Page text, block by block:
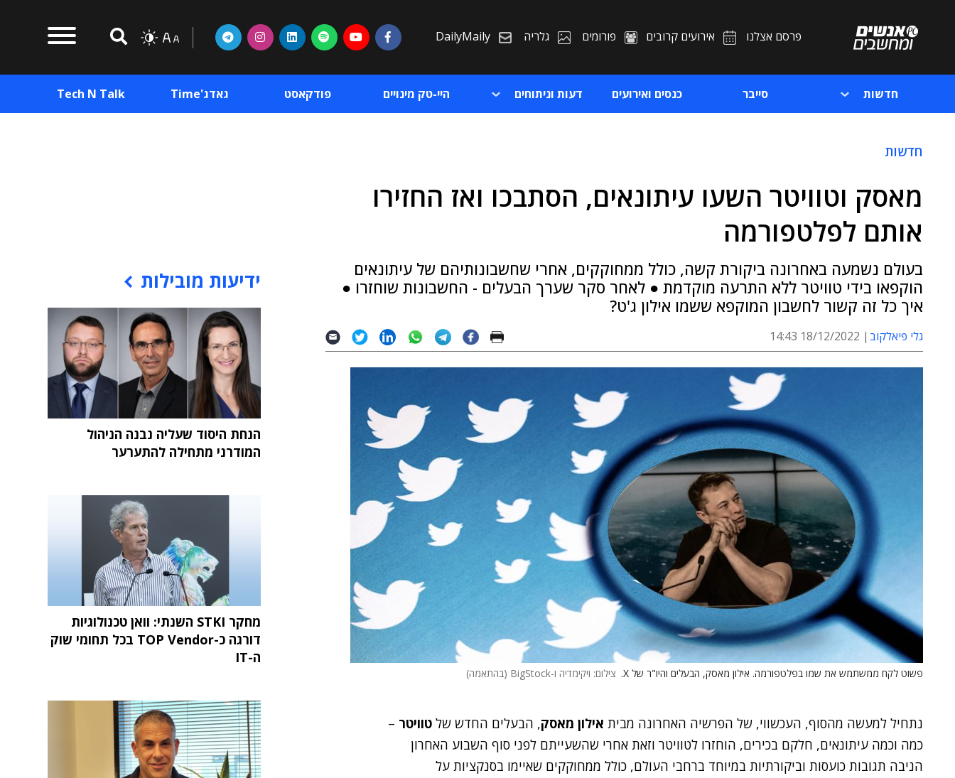
פרסם אצלנו אירועים קרובים פורומים גלריה DailyMaily
חדשות סייבר כנסים ואירועים דעות וניתוחים היי-טק מינויים פודקאסט גאדג'Time Tech N Talk
חדשות
מאסק וטוויטר השעו עיתונאים, הסתבכו ואז החזירו
אותם לפלטפורמה
בעולם נשמעה באחרונה ביקורת קשה, כולל ממחוקקים, אחרי שחשבונותיהם של עיתונאים
הוקפאו בידי טוויטר ללא התרעה מוקדמת ● לאחר סקר שערך הבעלים - החשבונות שוחזרו ●
איך כל זה קשור לחשבון המוקפא ששמו אילון ג'ט?
גלי פיאלקוב 18/12/2022 14:43
פשוט לקח ממשתמש את שמו בפלטפורמה. אילון מאסק, הבעלים והיו"ר של X. צילום: ויקימדיה ו-BigStock (בהתאמה)
נתחיל למעשה מהסוף, העכשווי, של הפרשיה האחרונה מבית אילון מאסק, הבעלים החדש של טוויטר –
כמה וכמה עיתונאים, חלקם בכירים, הוחזרו לטוויטר וזאת אחרי שהשעייתם לפני סוף השבוע האחרון
הניבה תגובות כועסות וביקורתיות במיוחד ברחבי העולם, כולל ממחוקקים שאיימו בסנקציות על
ידיעות מובילות
הנחת היסוד שעליה נבנה הניהול
המודרני מתחילה להתערער
מחקר STKI השנתי: וואן טכנולוגיות
דורגה כ-TOP Vendor בכל תחומי שוק
ה-IT